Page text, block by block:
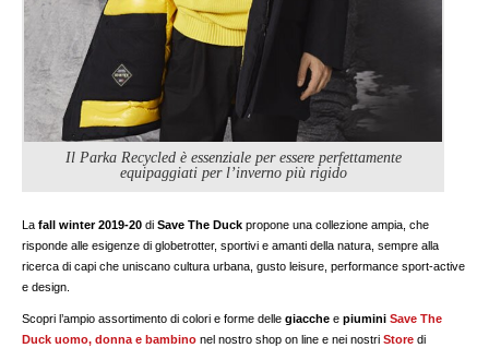
Il Parka Recycled è essenziale per essere perfettamente
equipaggiati per l’inverno più rigido
La fall winter 2019-20 diSave The Duck propone una collezione ampia, che
risponde alle esigenze di globetrotter, sportivi e amanti della natura, sempre alla
ricerca di capi che uniscano cultura urbana, gusto leisure, performance sport-active
e design.
Scopri l’ampio assortimento di colori e forme dellegiacche epiumini Save The
Duckuomo, donna e bambino nel nostro shop on line e nei nostriStore di